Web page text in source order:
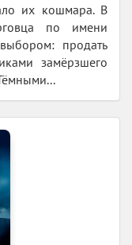
их кошмара. В
по имени
продать
замёрзшего